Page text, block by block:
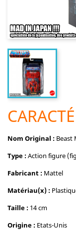
Nom Original : Beast
Type :Action figure
Fabricant : Mattel
Matériau(x) :
Taille : 14 cm
Origine : Etats-Unis